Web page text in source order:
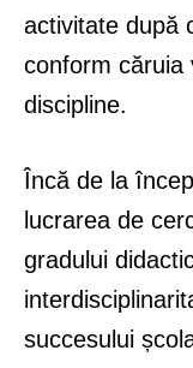
activitate după
conform căruia
discipline.
Încă de la
lucrarea de
gradului
succesului